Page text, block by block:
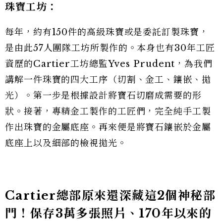
珠寶工坊：
每年，約有150件的高級珠寶或是委託訂製珠寶，
是由此57人團隊工坊所製作的。本身也有30年工匠
資歷的Cartier工坊總監Yves Prudent，為我們
講解一件珠寶的四大工序（切割、金工、鑲嵌、拋
光）。第一步是根據設計將寶石切磨成需要的形
狀。接著，專精金工製作的工匠們，完全純手工製
作出珠寶的金屬底座。再來便是將寶石鑲嵌於金屬
底座上以及細部的檢視拋光。
Cartier總部原來還深藏這2個神秘部
門！保存3萬多張照片、170年以來的